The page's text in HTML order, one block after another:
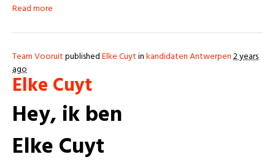
Read more
Team VooruitpublishedElke Cuytinkandidaten Antwerpen2 years
ago
Elke Cuyt
Hey, ik ben
Elke Cuyt